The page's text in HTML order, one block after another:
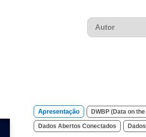
Pesquisar
Apresentação DWBP (Data on
Dados Abertos Conectados